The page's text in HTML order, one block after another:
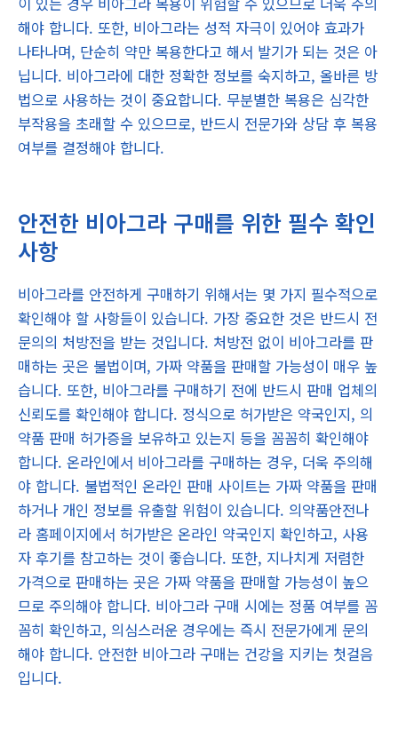
해야 합니다. 또한, 비아그라는 성적 자극이 있어야 효과가
나타나며, 단순히 약만 복용한다고 해서 발기가 되는 것은 아
닙니다. 비아그라에 대한 정확한 정보를 숙지하고, 올바른 방
법으로 사용하는 것이 중요합니다. 무분별한 복용은 심각한
부작용을 초래할 수 있으므로, 반드시 전문가와 상담 후 복용
여부를 결정해야 합니다.
안전한 비아그라 구매를 위한 필수 확인
사항
비아그라를 안전하게 구매하기 위해서는 몇 가지 필수적으로
확인해야 할 사항들이 있습니다. 가장 중요한 것은 반드시 전
문의의 처방전을 받는 것입니다. 처방전 없이 비아그라를 판
매하는 곳은 불법이며, 가짜 약품을 판매할 가능성이 매우 높
습니다. 또한, 비아그라를 구매하기 전에 반드시 판매 업체의
신뢰도를 확인해야 합니다. 정식으로 허가받은 약국인지, 의
약품 판매 허가증을 보유하고 있는지 등을 꼼꼼히 확인해야
합니다. 온라인에서 비아그라를 구매하는 경우, 더욱 주의해
야 합니다. 불법적인 온라인 판매 사이트는 가짜 약품을 판매
하거나 개인 정보를 유출할 위험이 있습니다. 의약품안전나
라 홈페이지에서 허가받은 온라인 약국인지 확인하고, 사용
자 후기를 참고하는 것이 좋습니다. 또한, 지나치게 저렴한
가격으로 판매하는 곳은 가짜 약품을 판매할 가능성이 높으
므로 주의해야 합니다. 비아그라 구매 시에는 정품 여부를 꼼
꼼히 확인하고, 의심스러운 경우에는 즉시 전문가에게 문의
해야 합니다. 안전한 비아그라 구매는 건강을 지키는 첫걸음
입니다.